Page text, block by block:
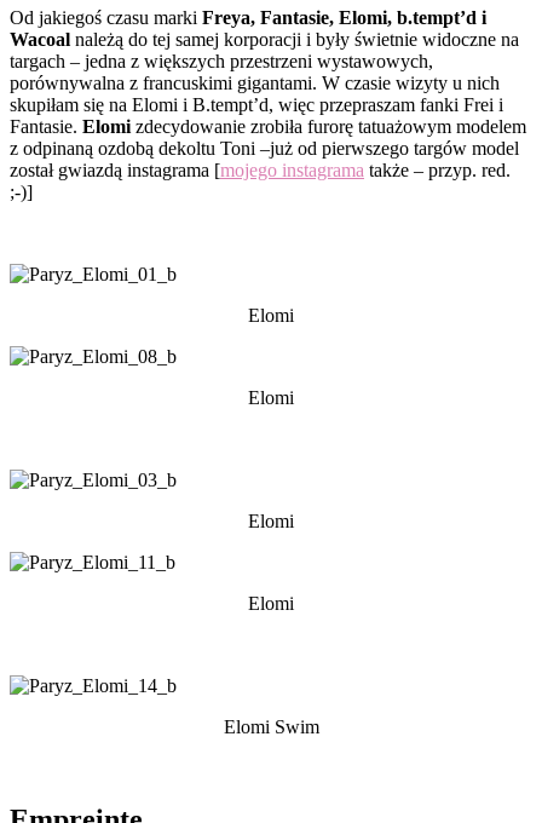
Od jakiegoś czasu marki Freya, Fantasie, Elomi, b.tempt’d i
Wacoal należą do tej samej korporacji i były świetnie widoczne na
targach – jedna z większych przestrzeni wystawowych,
porównywalna z francuskimi gigantami. W czasie wizyty u nich
skupiłam się na Elomi i B.tempt’d, więc przepraszam fanki Frei i
Fantasie. Elomi zdecydowanie zrobiła furorę tatuażowym modelem
z odpinaną ozdobą dekoltu Toni –już od pierwszego targów model
został gwiazdą instagrama [mojego instagrama także – przyp. red.
;-)]
Elomi
Elomi
Elomi
Elomi
Elomi Swim